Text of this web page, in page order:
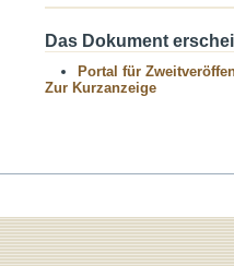
Das Dokument
Portal für
Zur Kurzanzeige